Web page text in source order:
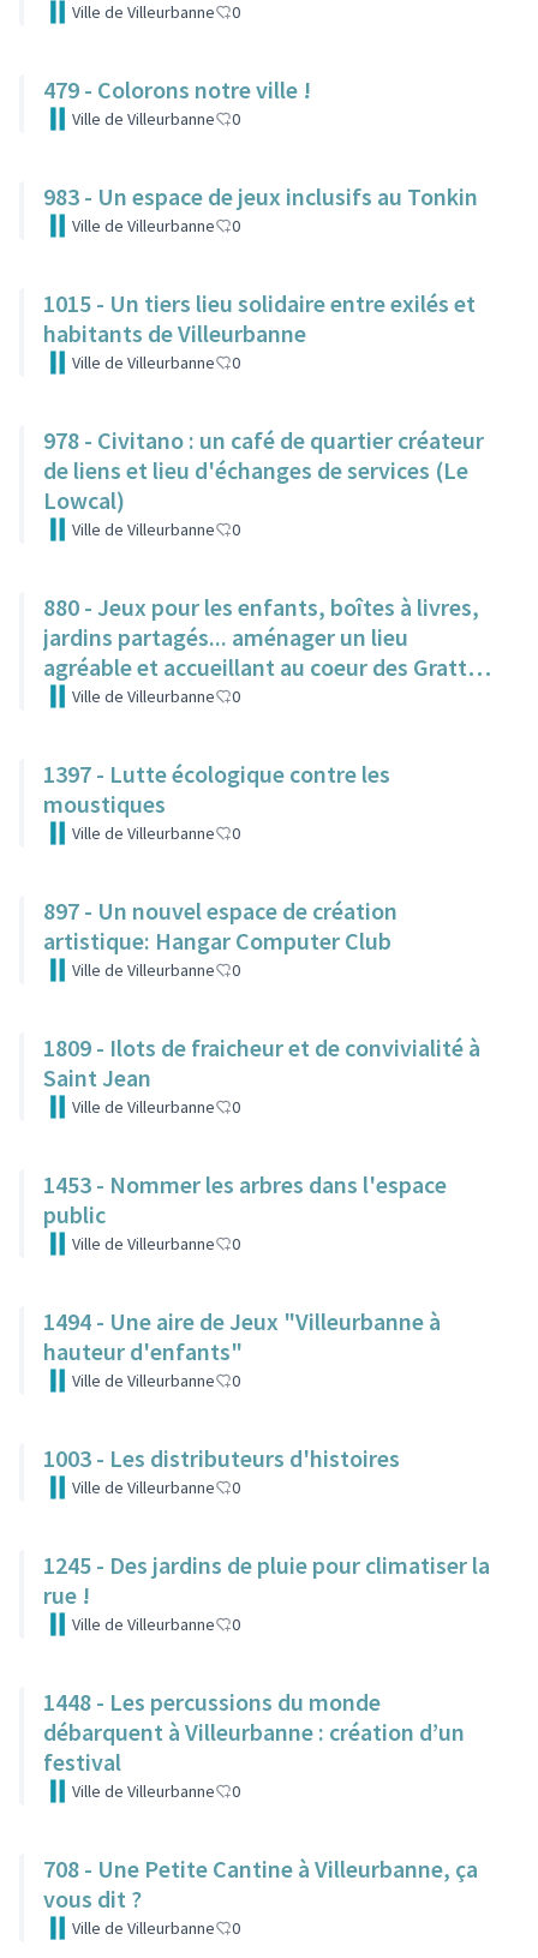
Ville de Villeurbanne 0
479 - Colorons notre ville !
Ville de Villeurbanne 0
983 - Un espace de jeux inclusifs au Tonkin
Ville de Villeurbanne 0
1015 - Un tiers lieu solidaire entre exilés et
habitants de Villeurbanne
Ville de Villeurbanne 0
978 - Civitano : un café de quartier créateur
de liens et lieu d'échanges de services (Le
Lowcal)
Ville de Villeurbanne 0
880 - Jeux pour les enfants, boîtes à livres,
jardins partagés... aménager un lieu
agréable et accueillant au coeur des Gratte-
CielVille de Villeurbanne 0
1397 - Lutte écologique contre les
moustiques
Ville de Villeurbanne 0
897 - Un nouvel espace de création
artistique: Hangar Computer Club
Ville de Villeurbanne 0
1809 - Ilots de fraicheur et de convivialité à
Saint Jean
Ville de Villeurbanne 0
1453 - Nommer les arbres dans l'espace
public
Ville de Villeurbanne 0
1494 - Une aire de Jeux "Villeurbanne à
hauteur d'enfants"
Ville de Villeurbanne 0
1003 - Les distributeurs d'histoires
Ville de Villeurbanne 0
1245 - Des jardins de pluie pour climatiser la
rue !
Ville de Villeurbanne 0
1448 - Les percussions du monde
débarquent à Villeurbanne : création d’un
festival
Ville de Villeurbanne 0
708 - Une Petite Cantine à Villeurbanne, ça
vous dit ?
Ville de Villeurbanne 0